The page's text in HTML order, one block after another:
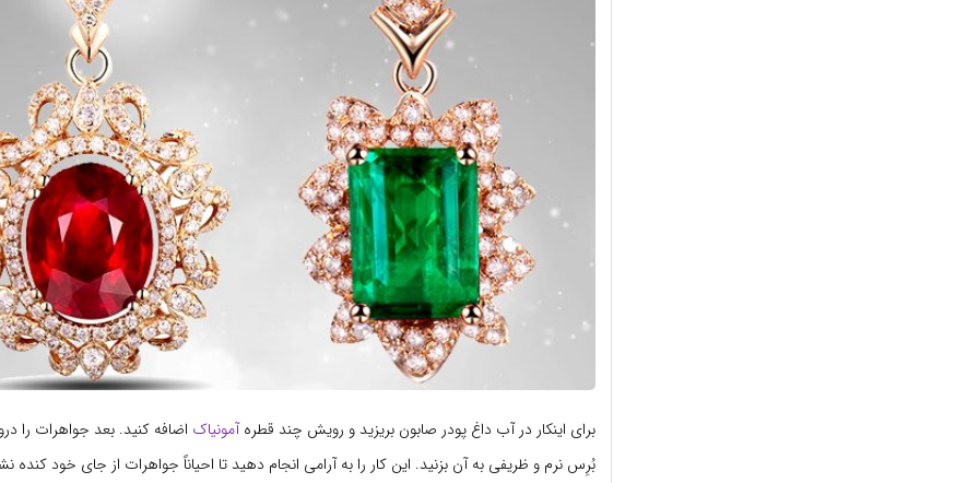
برای اینکار در آب داغ پودر صابون بریزید و رویش چند قطرهآمونیاک اضافه کنید. بعد جواهرات را
بُرِس نرم و ظریفی به آن بزنید. این کار را به آرامی انجام دهید تا احیاناً جواهرات از جای خود کنده